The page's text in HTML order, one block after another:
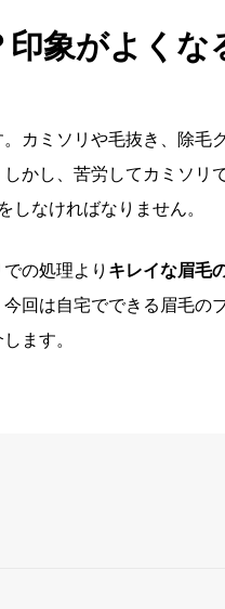
象がよくな
。カミソリや毛抜き、除毛
かし、苦労してカミソリ
しなければなりません。
の処理より キレイな眉毛
回は自宅でできる眉毛の
ます。